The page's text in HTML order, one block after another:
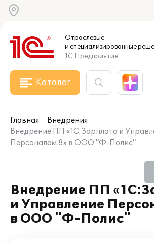
Отраслевые
и специализированные
1С:Предприятие
Каталог
Главная
Внедрения
Внедрение ПП «1С:Зарплата и
Персоналом 8» в ООО "Ф-Полис"
Внедрение ПП
и Управление
в ООО "Ф-Полис"